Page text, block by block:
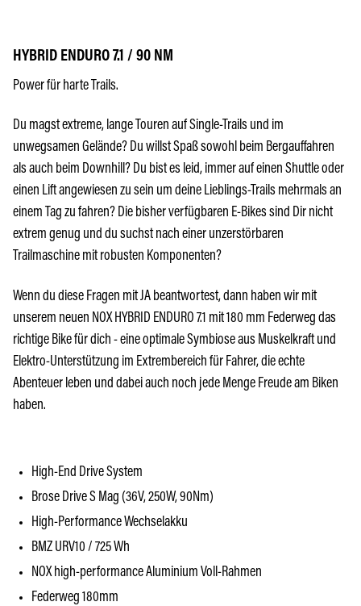
HYBRID ENDURO 7.1 / 90 NM
Power für harte Trails.
Du magst extreme, lange Touren auf Single-Trails und im
unwegsamen Gelände? Du willst Spaß sowohl beim Bergauffahren
als auch beim Downhill? Du bist es leid, immer auf einen Shuttle oder
einen Lift angewiesen zu sein um deine Lieblings-Trails mehrmals an
einem Tag zu fahren? Die bisher verfügbaren E-Bikes sind Dir nicht
extrem genug und du suchst nach einer unzerstörbaren
Trailmaschine mit robusten Komponenten?
Wenn du diese Fragen mit JA beantwortest, dann haben wir mit
unserem neuen NOX HYBRID ENDURO 7.1 mit 180 mm Federweg das
richtige Bike für dich - eine optimale Symbiose aus Muskelkraft und
Elektro-Unterstützung im Extrembereich für Fahrer, die echte
Abenteuer leben und dabei auch noch jede Menge Freude am Biken
haben.
High-End Drive System
Brose Drive S Mag (36V, 250W, 90Nm)
High-Performance Wechselakku
BMZ URV10 / 725 Wh
NOX high-performance Aluminium Voll-Rahmen
Federweg 180mm